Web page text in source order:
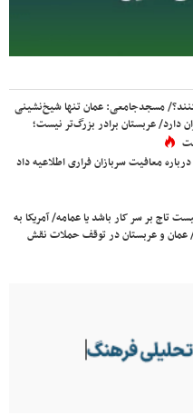
مسجدجامعی: عمان تنها شیخ‌نشینی
دارد/ عربستان برادر بزرگ‌تر نیست؛
معافیت سربازان فراری اطلاعیه داد
تاج بر سر کار باشد یا عمامه/ آمریکا به
و عربستان در توقف حملات نقش